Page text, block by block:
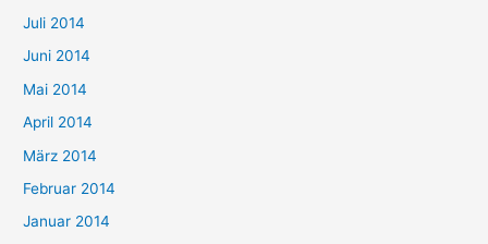
Juli 2014
Juni 2014
Mai 2014
April 2014
März 2014
Februar 2014
Januar 2014